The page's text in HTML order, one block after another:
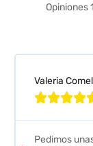
Opiniones
Valeria

Pedimos